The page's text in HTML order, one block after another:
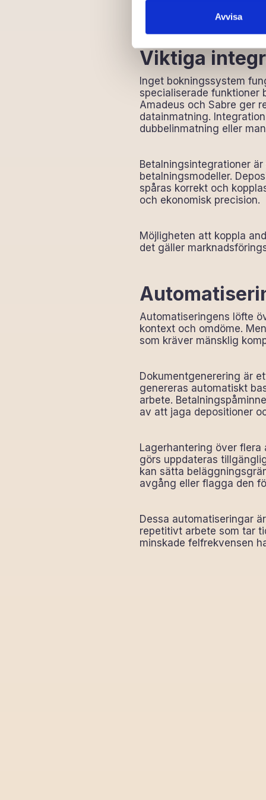
Avvisa
kräver manuell
Viktiga
Inget bokningssystem
specialiserade funktioner
Amadeus och Sabre ger
datainmatning.
dubbelinmatning eller
Betalningsintegrationer
betalningsmodeller.
spåras korrekt och
och ekonomisk precision.
Möjligheten att koppla
det gäller
Automatiseringens löfte
kontext och omdöme.
som kräver mänsklig
Dokumentgenerering är
genereras automatiskt
arbete.
av att jaga depositioner
Lagerhantering över
görs uppdateras
kan sätta
avgång eller flagga den
Dessa automatiseringar
repetitivt arbete som tar
minskade felfrekvensen